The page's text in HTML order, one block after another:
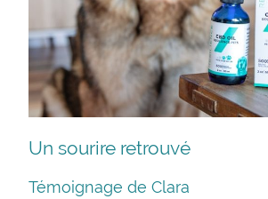
Un sourire retrouvé
Témoignage de Clara